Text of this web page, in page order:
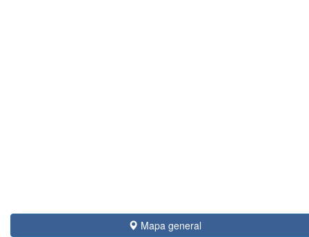
Mapa general